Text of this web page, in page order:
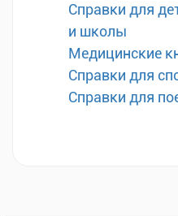
Справки для
и школы
Медицинские
Справки для
Справки для